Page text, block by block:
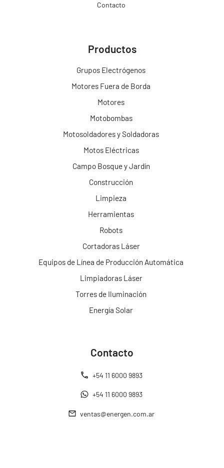
Contacto
Productos
Grupos Electrógenos
Motores Fuera de Borda
Motores
Motobombas
Motosoldadores y Soldadoras
Motos Eléctricas
Campo Bosque y Jardín
Construcción
Limpieza
Herramientas
Robots
Cortadoras Láser
Equipos de Línea de Producción Automática
Limpiadoras Láser
Torres de Iluminación
Energía Solar
Contacto
+54 11 6000 9893
+54 11 6000 9893
ventas@energen.com.ar